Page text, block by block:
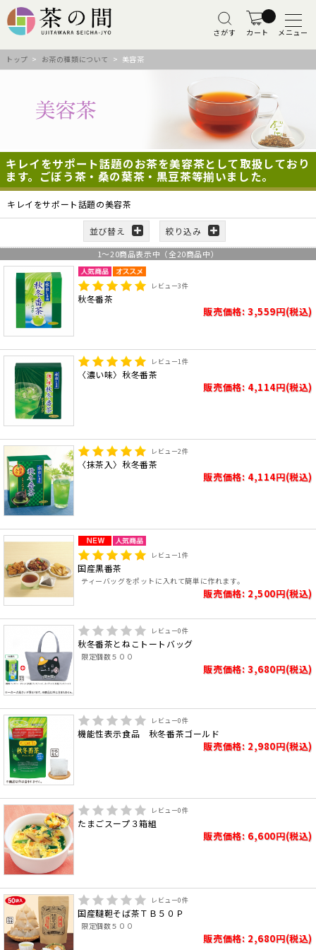
さがす カート メニュー
トップ > お茶の種類について > 美容茶
キレイをサポート話題のお茶を美容茶として取扱しており
ます。ごぼう茶・桑の葉茶・黒豆茶等揃いました。
キレイをサポート話題の美容茶
並び替え 絞り込み
1～20商品表示中（全20商品中）
レビュー3件
秋冬番茶
販売価格: 3,559円(税込)
レビュー1件
〈濃い味〉秋冬番茶
販売価格: 4,114円(税込)
レビュー2件
〈抹茶入〉秋冬番茶
販売価格: 4,114円(税込)
レビュー1件
国産黒番茶
ティーバッグをポットに入れて簡単に作れます。
販売価格: 2,500円(税込)
レビュー0件
秋冬番茶とねこトートバッグ
限定個数５００
販売価格: 3,680円(税込)
レビュー0件
機能性表示食品 秋冬番茶ゴールド
販売価格: 2,980円(税込)
レビュー0件
たまごスープ３箱組
販売価格: 6,600円(税込)
レビュー0件
国産韃靼そば茶ＴＢ５０Ｐ
限定個数５００
販売価格: 2,680円(税込)